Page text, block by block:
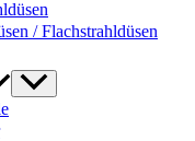
/ Flachstrahldüsen